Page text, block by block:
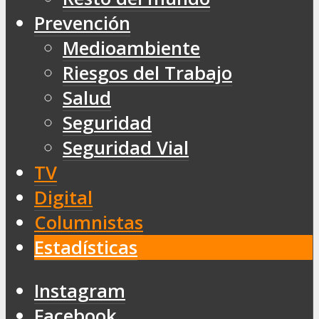
Prevención
Medioambiente
Riesgos del Trabajo
Salud
Seguridad
Seguridad Vial
TV
Digital
Columnistas
Estadísticas
Instagram